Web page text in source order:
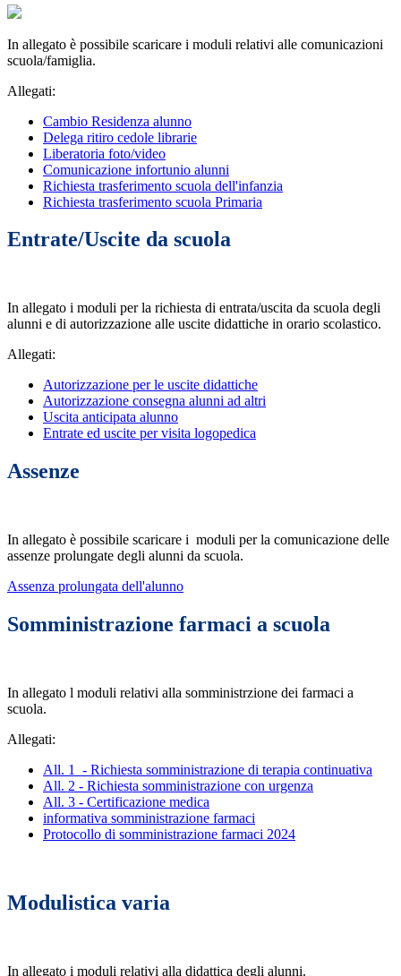
In allegato è possibile scaricare i moduli relativi alle comunicazioni
scuola/famiglia.
Allegati:
Cambio Residenza alunno
Delega ritiro cedole librarie
Liberatoria foto/video
Comunicazione infortunio alunni
Richiesta trasferimento scuola dell'infanzia
Richiesta trasferimento scuola Primaria
Entrate/Uscite da scuola
In allegato i moduli per la richiesta di entrata/uscita da scuola degli
alunni e di autorizzazione alle uscite didattiche in orario scolastico.
Allegati:
Autorizzazione per le uscite didattiche
Autorizzazione consegna alunni ad altri
Uscita anticipata alunno
Entrate ed uscite per visita logopedica
Assenze
In allegato è possibile scaricare i moduli per la comunicazione delle
assenze prolungate degli alunni da scuola.
Assenza prolungata dell'alunno
Somministrazione farmaci a scuola
In allegato l moduli relativi alla somministrzione dei farmaci a
scuola.
Allegati:
All. 1 - Richiesta somministrazione di terapia continuativa
All. 2 - Richiesta somministrazione con urgenza
All. 3 - Certificazione medica
informativa somministrazione farmaci
Protocollo di somministrazione farmaci 2024
Modulistica varia
In allegato i moduli relativi alla didattica degli alunni.